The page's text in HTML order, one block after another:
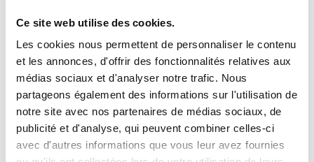
Ce site web utilise des cookies.
Les cookies nous permettent de personnaliser le contenu
et les annonces, d'offrir des fonctionnalités relatives aux
médias sociaux et d'analyser notre trafic. Nous
partageons également des informations sur l'utilisation de
notre site avec nos partenaires de médias sociaux, de
publicité et d'analyse, qui peuvent combiner celles-ci
avec d'autres informations que vous leur avez fournies
Dessus - dos Cuir pleine fleur de bovin
Paume Cuir pleine fleur de bovin